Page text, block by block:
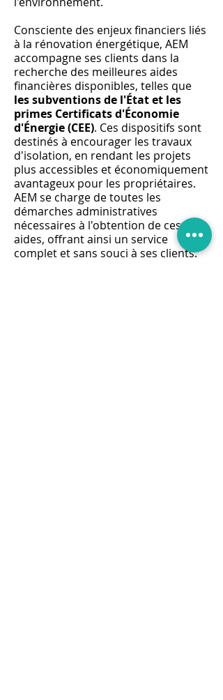
Consciente des enjeux financiers liés
à la rénovation énergétique, AEM
accompagne ses clients dans la
recherche des meilleures aides
financières disponibles, telles que
les subventions de l'État et les
primes Certificats d'Économie
d'Énergie (CEE). Ces dispositifs sont
destinés à encourager les travaux
d'isolation, en rendant les projets
plus accessibles et économiquement
avantageux pour les propriétaires.
AEM se charge de toutes les
démarches administratives
nécessaires à l'obtention de ces
aides, offrant ainsi un service
complet et sans souci à ses clients.